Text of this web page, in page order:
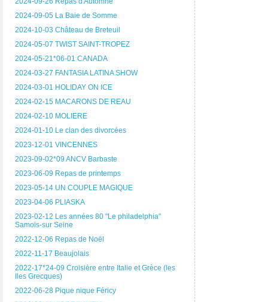
2024-09-05 La Baie de Somme
2024-10-03 Château de Breteuil
2024-05-07 TWIST SAINT-TROPEZ
2024-05-21*06-01 CANADA
2024-03-27 FANTASIA LATINA SHOW
2024-03-01 HOLIDAY ON ICE
2024-02-15 MACARONS DE REAU
2024-02-10 MOLIERE
2024-01-10 Le clan des divorcées
2023-12-01 VINCENNES
2023-09-02*09 ANCV Barbaste
2023-06-09 Repas de printemps
2023-05-14 UN COUPLE MAGIQUE
2023-04-06 PLIASKA
2023-02-12 Les années 80 "Le philadelphia"
Samois-sur Seine
2022-12-06 Repas de Noël
2022-11-17 Beaujolais
2022-17*24-09 Croisière entre Italie et Grèce (les
Iles Grecques)
2022-06-28 Pique nique Féricy